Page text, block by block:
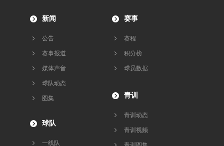
新闻
公告
赛事报道
媒体声音
球队动态
图集
赛事
赛程
积分榜
球员数据
球队
一线队
青训
青训动态
青训视频